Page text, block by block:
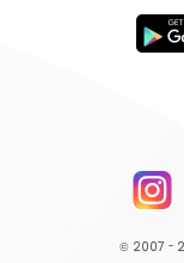
© 2007 -